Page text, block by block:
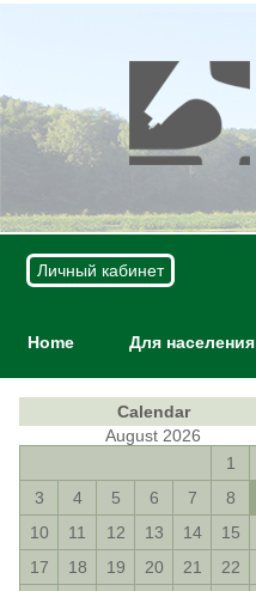
Личный кабинет
Home Для населения
Calendar
August 2026
1
3
4 5 6 7 8
10
11 12 13 14 15
17
18 19 20 21 22